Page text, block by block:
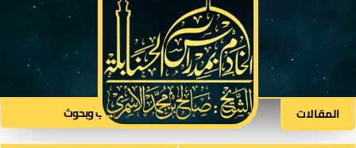
المقالات كتب وبحوث​